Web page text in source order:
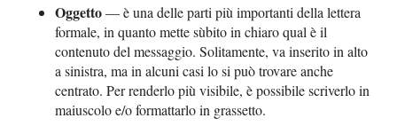
Oggetto— è una delle parti più importanti della lettera
formale, in quanto mette sùbito in chiaro qual è il
contenuto del messaggio. Solitamente, va inserito in alto
a sinistra, ma in alcuni casi lo si può trovare anche
centrato. Per renderlo più visibile, è possibile scriverlo in
maiuscolo e/o formattarlo in grassetto.